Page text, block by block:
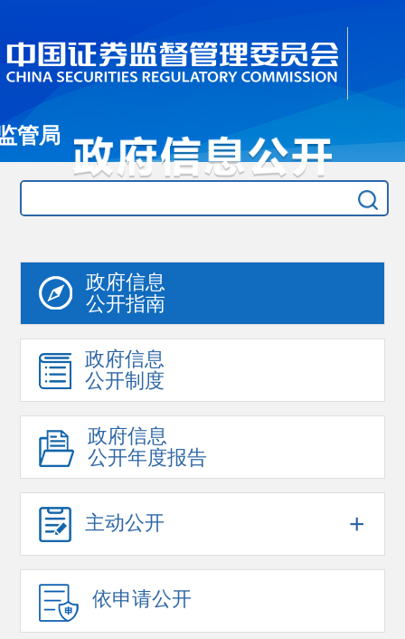
管局
政府信息
公开指南
政府信息
公开制度
政府信息
公开年度报告
主动公开 +
依申请公开